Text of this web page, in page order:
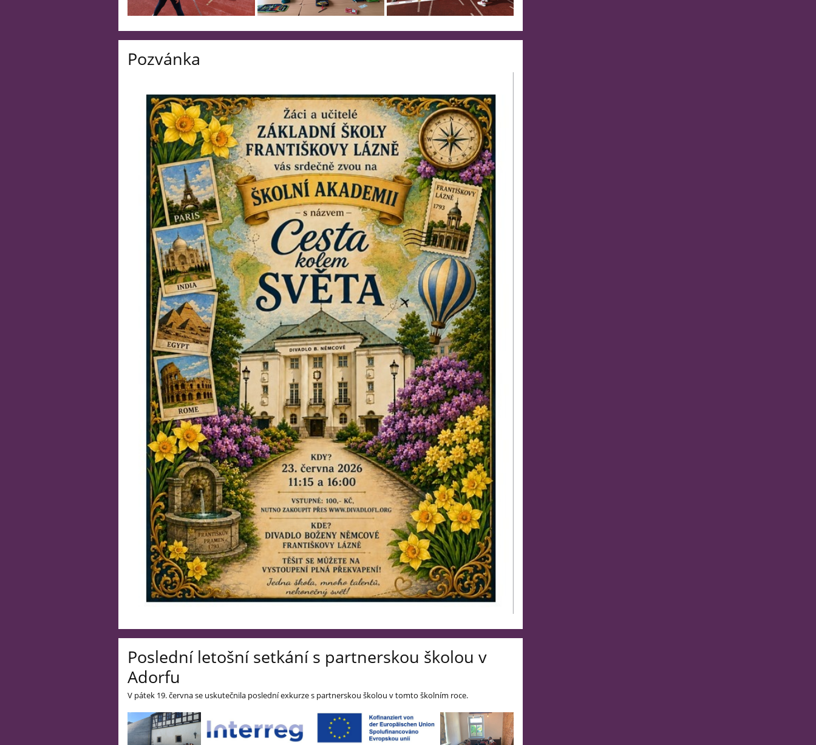
Pozvánka
Poslední letošní setkání s partnerskou školou v
Adorfu
V pátek 19. června se uskutečnila poslední exkurze s partnerskou školou v tomto školním roce.